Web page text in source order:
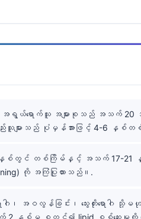
အရွယ်ရောက်သူ အများစုသည် အသက်
းသူများသည် ပုံမှန်အားဖြင့် 4-6
နှစ်တွင် တစ်ကြိမ်နှင့် အသက် 17-
ကို အကြံပြုထားသည်။.
ောဂါ၊ အဝလွန်ခြင်း၊ သွေးတိုးရောဂါ
2 နှစ်မှ စတင်၍ lipid စစ်ဆေးမှုကို